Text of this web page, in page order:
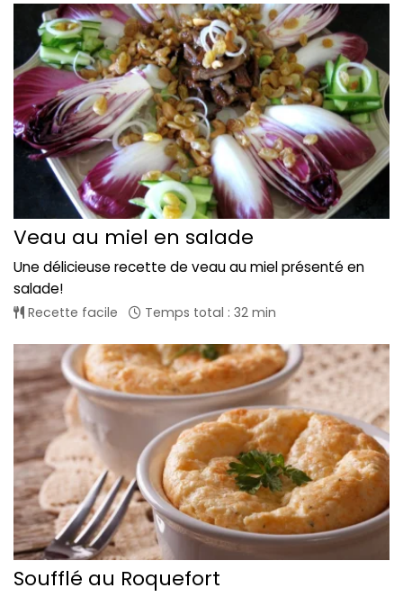
Veau au miel en salade
Une délicieuse recette de veau au miel présenté en
salade!
Recette facile Temps total : 32 min
Soufflé au Roquefort